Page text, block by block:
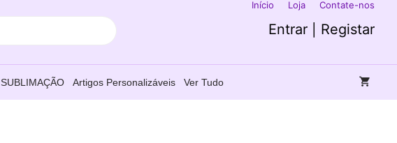
Início Loja Contate-nos
Entrar | Registar
SUBLIMAÇÃO Artigos Personalizáveis Ver Tudo